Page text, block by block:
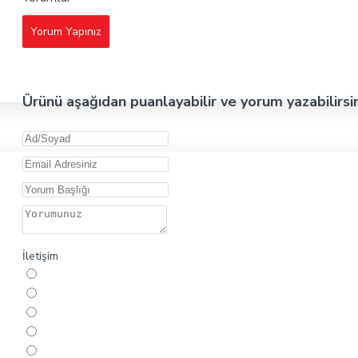
Yorum Yapınız
Ürünü aşağıdan puanlayabilir ve yorum
İletişim